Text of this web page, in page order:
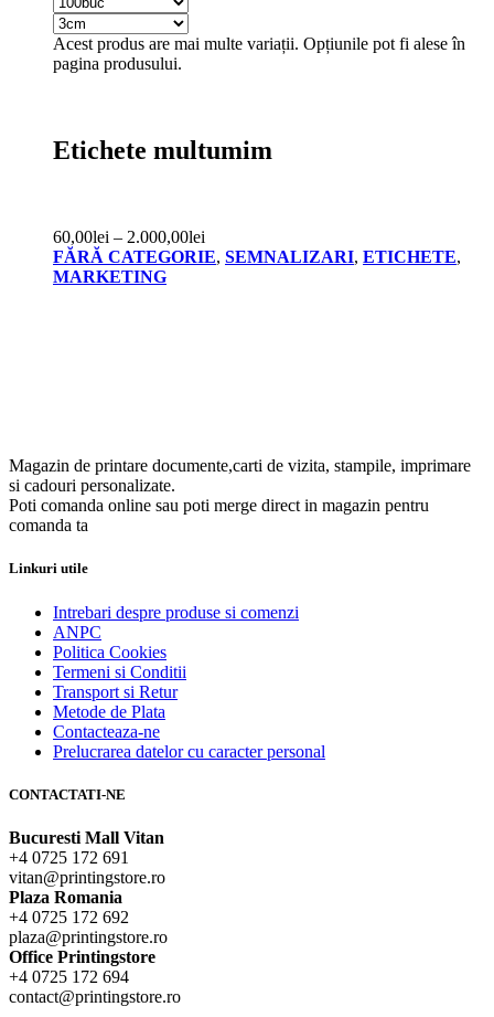
Acest produs are mai multe variații. Opțiunile pot fi alese în
pagina produsului.
Etichete multumim
60,00lei – 2.000,00lei
FĂRĂ CATEGORIE, SEMNALIZARI, ETICHETE,
MARKETING
Magazin de printare documente,carti de vizita, stampile, imprimare
si cadouri personalizate.
Poti comanda online sau poti merge direct in magazin pentru
comanda ta
Linkuri utile
Intrebari despre produse si comenzi
ANPC
Politica Cookies
Termeni si Conditii
Transport si Retur
Metode de Plata
Contacteaza-ne
Prelucrarea datelor cu caracter personal
CONTACTATI-NE
Bucuresti Mall Vitan
+4 0725 172 691
vitan@printingstore.ro
Plaza Romania
+4 0725 172 692
plaza@printingstore.ro
Office Printingstore
+4 0725 172 694
contact@printingstore.ro